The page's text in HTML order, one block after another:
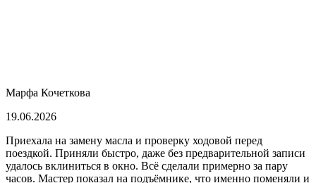
Марфа Кочеткова
19.06.2026
Приехала на замену масла и проверку ходовой перед
поездкой. Приняли быстро, даже без предварительной записи
удалось вклиниться в окно. Всё сделали примерно за пару
часов. Мастер показал на подъёмнике, что именно поменяли и